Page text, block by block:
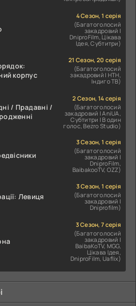
4 Сезон, 1 серія
(Багатоголосий
закадровий |
DniproFilm, Цікава
Ідея, Субтитри)
корпус
21 Сезон, 20 серія
(Багатоголосий
закадровий | НТН,
Індиго ТВ)
/ Прадавні /
2 Сезон, 14 серія
(Багатоголосий
закадровий | AniUA,
Субтитри | В один
голос, Bezro Studio)
3 Сезон, 1 серія
(Багатоголосий
закадровий |
DniproFilm,
BaibakooTV, OZZ)
Левиця
3 Сезон, 1 серія
(Багатоголосий
закадровий |
Dniprofilm)
3 Сезон, 7 серія
(Багатоголосий
закадровий |
BaibaKoTV, MGG,
Цікава Ідея,
DniproFilm, Uaflix)